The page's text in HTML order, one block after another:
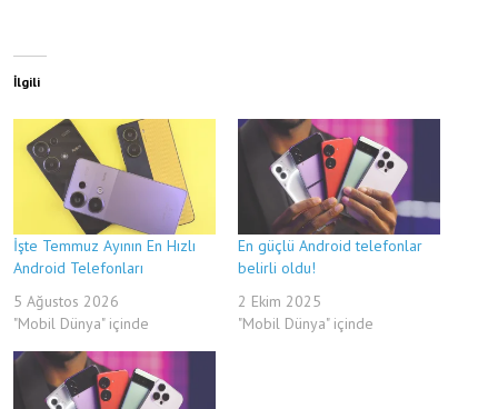
İlgili
İşte Temmuz Ayının En Hızlı
Android Telefonları
5 Ağustos 2026
"Mobil Dünya" içinde
En güçlü Android telefonlar
belirli oldu!
2 Ekim 2025
"Mobil Dünya" içinde